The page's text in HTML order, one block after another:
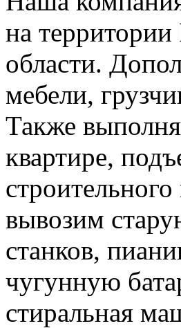
на
области.
мебели,
Также
квартире,
вывозим
станков,
чугунную
стиральная